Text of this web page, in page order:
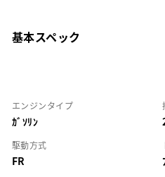
基本スペック
エンジンタイプ
ｶﾞｿﾘﾝ
駆動方式
FR